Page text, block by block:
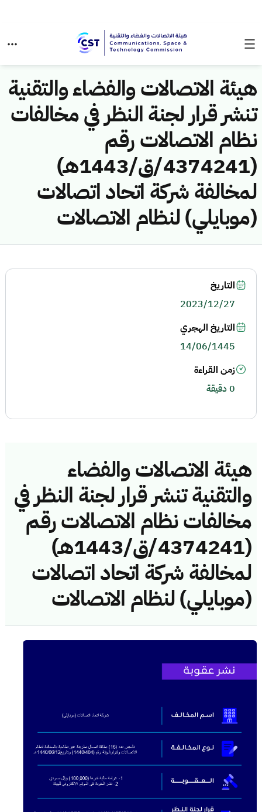
هيئة الاتصالات والفضاء والتقنية
تنشر قرار لجنة النظر في مخالفات
نظام الاتصالات رقم
(4374241/ق/1443هـ)
لمخالفة شركة اتحاد اتصالات
(موبايلي) لنظام الاتصالات
هيئة الاتصالات والفضاء
والتقنية تنشر قرار لجنة النظر في
مخالفات نظام الاتصالات رقم
(4374241/ق/1443هـ)
لمخالفة شركة اتحاد اتصالات
(موبايلي) لنظام الاتصالات
التاريخ
2023/12/27
التاريخ الهجري
14/06/1445
زمن القراءة
0 دقيقة